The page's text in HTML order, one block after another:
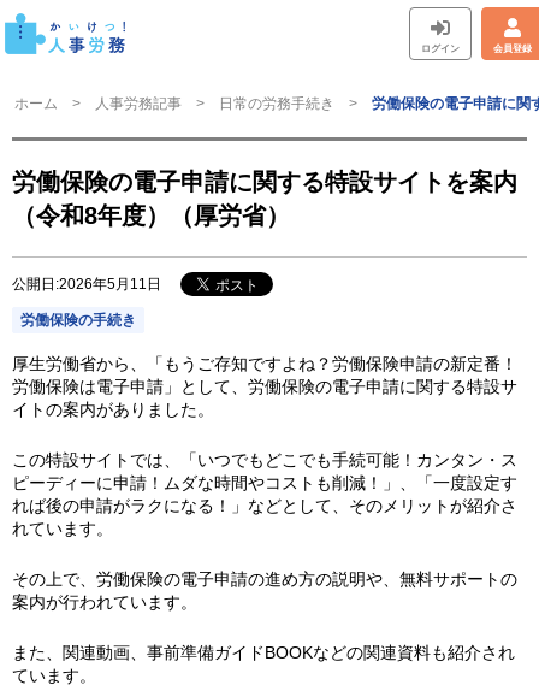
ログイン 会員登録
ホーム 人事労務記事 日常の労務手続き 労働保険の電子申請に関
労働保険の電子申請に関する特設サイトを案内
（令和8年度）（厚労省）
公開日:2026年5月11日
労働保険の手続き
厚生労働省から、「もうご存知ですよね？労働保険申請の新定番！
労働保険は電子申請」として、労働保険の電子申請に関する特設サ
イトの案内がありました。
この特設サイトでは、「いつでもどこでも手続可能！カンタン・ス
ピーディーに申請！ムダな時間やコストも削減！」、「一度設定す
れば後の申請がラクになる！」などとして、そのメリットが紹介さ
れています。
その上で、労働保険の電子申請の進め方の説明や、無料サポートの
案内が行われています。
また、関連動画、事前準備ガイドBOOKなどの関連資料も紹介され
ています。